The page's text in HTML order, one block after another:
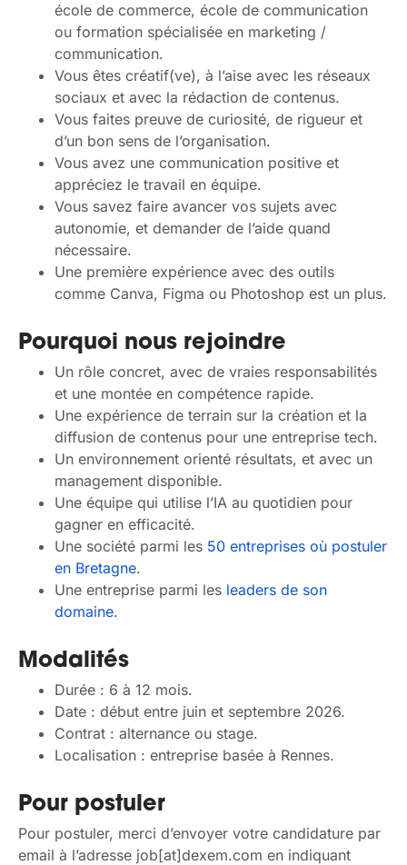
école de commerce, école de communication
ou formation spécialisée en marketing /
communication.
Vous êtes créatif(ve), à l’aise avec les réseaux
sociaux et avec la rédaction de contenus.
Vous faites preuve de curiosité, de rigueur et
d’un bon sens de l’organisation.
Vous avez une communication positive et
appréciez le travail en équipe.
Vous savez faire avancer vos sujets avec
autonomie, et demander de l’aide quand
nécessaire.
Une première expérience avec des outils
comme Canva, Figma ou Photoshop est un plus.
Pourquoi nous rejoindre
Un rôle concret, avec de vraies responsabilités
et une montée en compétence rapide.
Une expérience de terrain sur la création et la
diffusion de contenus pour une entreprise tech.
Un environnement orienté résultats, et avec un
management disponible.
Une équipe qui utilise l’IA au quotidien pour
gagner en efficacité.
Une société parmi les 50 entreprises où postuler
en Bretagne.
Une entreprise parmi les leaders de son
domaine.
Modalités
Durée : 6 à 12 mois.
Date : début entre juin et septembre 2026.
Contrat : alternance ou stage.
Localisation : entreprise basée à Rennes.
Pour postuler
Pour postuler, merci d’envoyer votre candidature par
email à l’adresse job[at]dexem.com en indiquant